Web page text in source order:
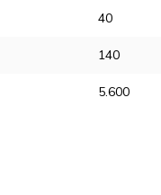
40
140
5.600